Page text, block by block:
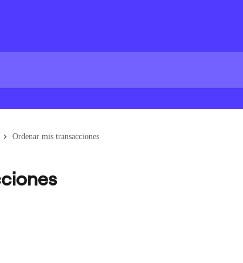
Ordenar mis transacciones